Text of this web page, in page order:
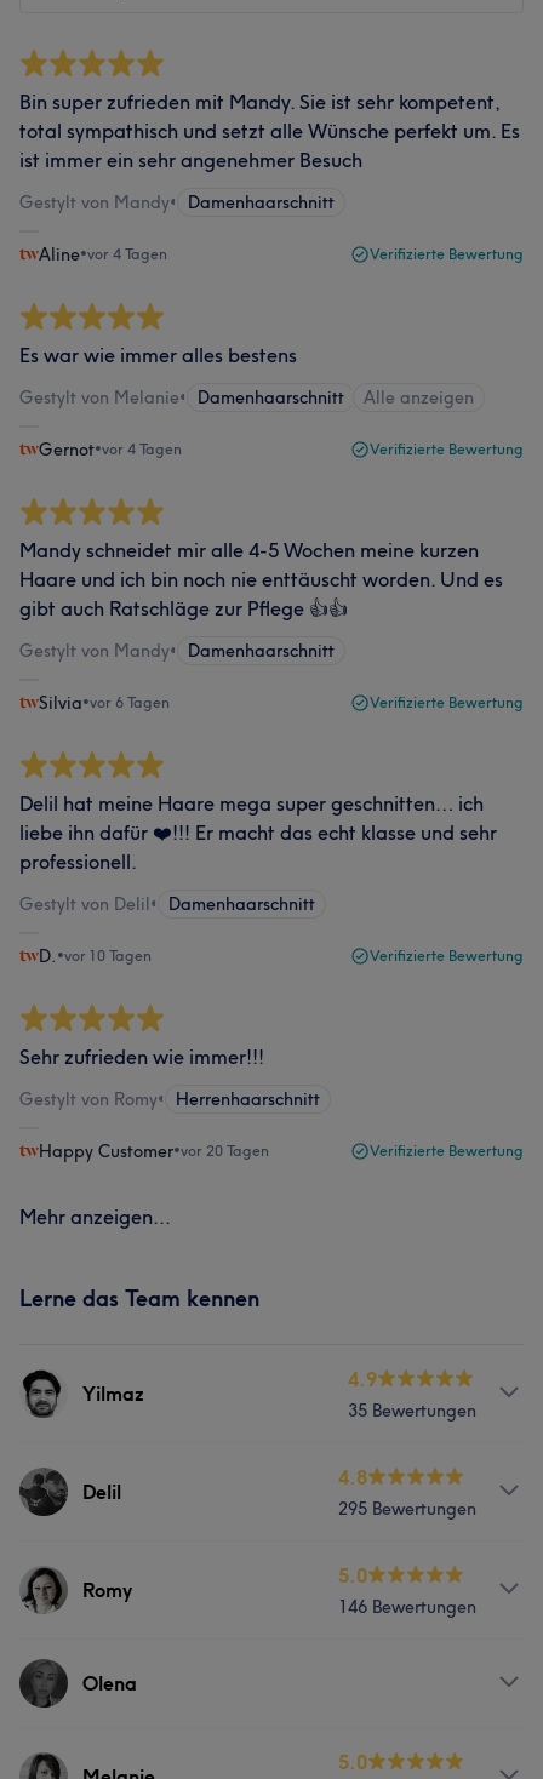
Bin super zufrieden mit Mandy. Sie ist sehr kompetent,
total sympathisch und setzt alle Wünsche perfekt um. Es
ist immer ein sehr angenehmer Besuch
Gestylt von Mandy• Damenhaarschnitt
Aline•vor 4 Tagen Verifizierte Bewertung
Es war wie immer alles bestens
Gestylt von Melanie• Damenhaarschnitt Alle anzeigen
Gernot•vor 4 Tagen Verifizierte Bewertung
Mandy schneidet mir alle 4-5 Wochen meine kurzen
Haare und ich bin noch nie enttäuscht worden. Und es
gibt auch Ratschläge zur Pflege 👍👍
Gestylt von Mandy• Damenhaarschnitt
Silvia•vor 6 Tagen Verifizierte Bewertung
Delil hat meine Haare mega super geschnitten… ich
liebe ihn dafür ❤️!!! Er macht das echt klasse und sehr
professionell.
Gestylt von Delil• Damenhaarschnitt
D. •vor 10 Tagen Verifizierte Bewertung
Sehr zufrieden wie immer!!!
Gestylt von Romy• Herrenhaarschnitt
Happy Customer•vor 20 Tagen Verifizierte Bewertung
Mehr anzeigen...
Lerne das Team kennen
Yilmaz
4.9
35 Bewertungen
Services
Was unsere Kunden über Yilmaz sagen
Professionell
Delil
4.8
295 Bewertungen
Services
Was unsere Kunden über Delil sagen
Professionell Freundlich 19
Romy
5.0
146 Bewertungen
ServicesOlena
Services 5.0